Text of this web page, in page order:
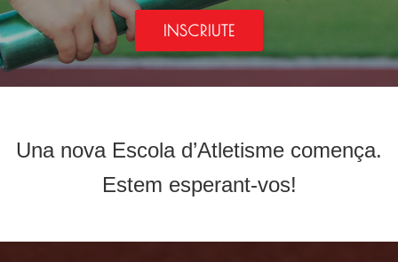
INSCRIUTE
Una nova Escola d’Atletisme comença.
Estem esperant-vos!